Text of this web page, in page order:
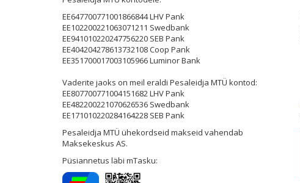
EE647700771001866844 LHV Pank
EE102200221063071211 Swedbank
EE941010220247756220 SEB Pank
EE404204278613732108 Coop Pank
EE351700017003105966 Luminor Bank
Vaderite jaoks on meil eraldi Pesaleidja MTÜ kontod:
EE807700771004151682 LHV Pank
EE482200221070626536 Swedbank
EE171010220284164228 SEB Pank
Pesaleidja MTÜ ühekordseid makseid vahendab
Maksekeskus AS.
Püsiannetus läbi mTasku: